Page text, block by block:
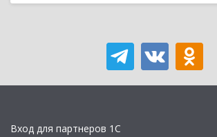
Вход для партнеров 1С